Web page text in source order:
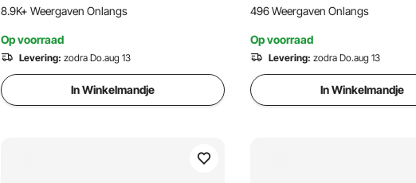
verlengstok
8.9K+ Weergaven Onlangs
Op voorraad
Levering: zodra Do.aug 13
In Winkelmandje
generatoren, diesel en
496 Weergaven Onlangs
Op voorraad
Levering: zodra Do.aug 13
In Winkelmandje